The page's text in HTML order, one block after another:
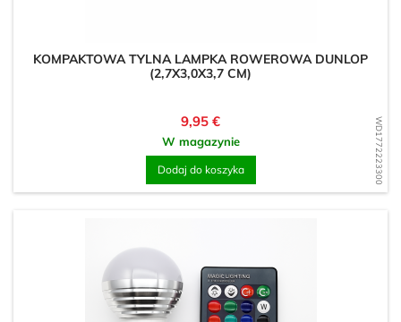
WD1772223300
KOMPAKTOWA TYLNA LAMPKA ROWEROWA DUNLOP
(2,7X3,0X3,7 CM)
Cena
9,95 €
W magazynie
Dodaj do koszyka